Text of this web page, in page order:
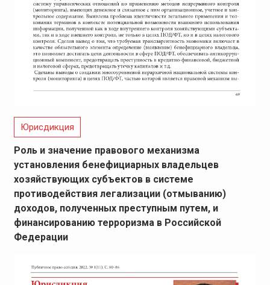
Юрисдикция
Роль и значение правового механизма
установления бенефициарных владельцев
хозяйствующих субъектов в системе
противодействия легализации (отмыванию)
доходов, полученных преступным путем, и
финансированию терроризма в Российской
Федерации